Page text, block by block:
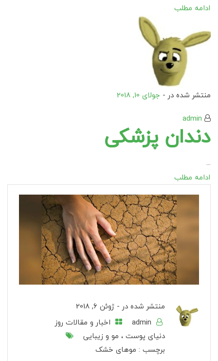
ادامه مطلب
منتشر شده در - جولای 10, 2018
admin
دندان پزشکی
...
ادامه مطلب
منتشر شده در - ژوئن 6, 2018
admin
اخبار و مقالات روز
دنیای پوست ، مو و زیبایی
برچسب : موهای خشک